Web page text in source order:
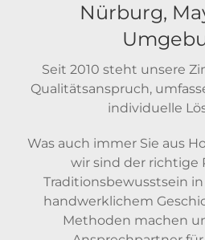
Nürburg,
Seit 2010 steht unsere
Qualitätsanspruch,
individuelle
Was auch immer Sie aus
wir sind der richtige
Traditionsbewusstsein
handwerklichem
Methoden machen